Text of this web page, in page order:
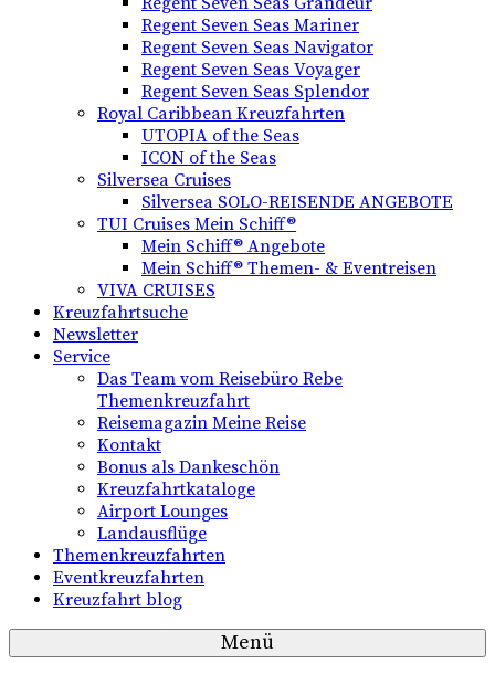
Regent Seven Seas Mariner
Regent Seven Seas Navigator
Regent Seven Seas Voyager
Regent Seven Seas Splendor
Royal Caribbean Kreuzfahrten
UTOPIA of the Seas
ICON of the Seas
Silversea Cruises
Silversea SOLO-REISENDE ANGEBOTE
TUI Cruises Mein Schiff®
Mein Schiff® Angebote
Mein Schiff® Themen- & Eventreisen
VIVA CRUISES
Kreuzfahrtsuche
Newsletter
Service
Das Team vom Reisebüro Rebe
Themenkreuzfahrt
Reisemagazin Meine Reise
Kontakt
Bonus als Dankeschön
Kreuzfahrtkataloge
Airport Lounges
Landausflüge
Themenkreuzfahrten
Eventkreuzfahrten
Kreuzfahrt blog
Menü